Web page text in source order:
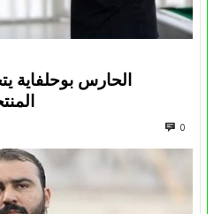
الحارس
0